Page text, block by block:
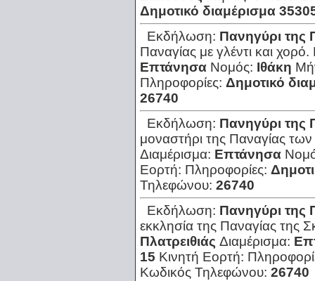
Δημοτικό διαμέρισμα
Εκδήλωση: Πανηγύρι της
Παναγίας με γλέντι και χορό.
Επτάνησα Νομός: Ιθάκη
Πληροφορίες: Δημοτικό
26740
Εκδήλωση: Πανηγύρι της
μοναστήρι της Παναγίας
Διαμέρισμα: Επτάνησα
Εορτή: Πληροφορίες:
Τηλεφώνου: 26740
Εκδήλωση: Πανηγύρι της
εκκλησία της Παναγίας της
Πλατρειθιάς Διαμέρισμα:
15 Κινητή Εορτή:
Κωδικός Τηλεφώνου: 26740